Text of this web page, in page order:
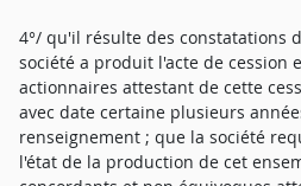
4°/ qu'il résulte des constatations
société a produit l'acte de cession
actionnaires attestant de cette
avec date certaine plusieurs
renseignement ; que la société
l'état de la production de cet